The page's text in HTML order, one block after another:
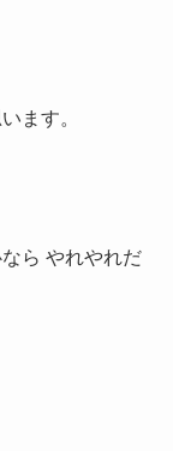
ます。
ら やれやれだ